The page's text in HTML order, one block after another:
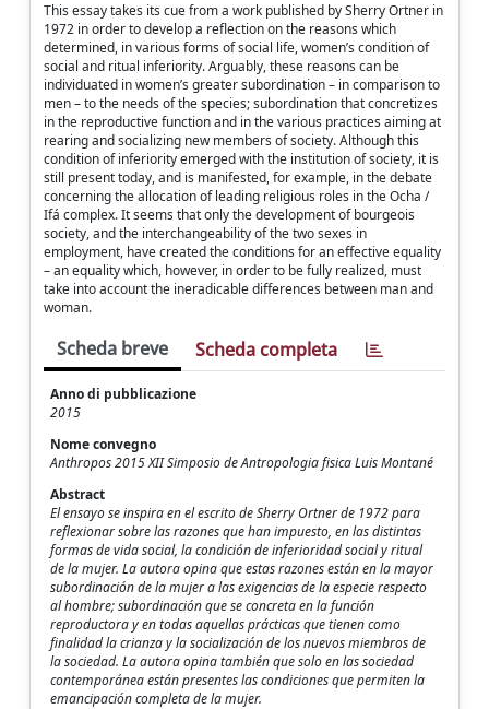
This essay takes its cue from a work published by Sherry Ortner in
1972 in order to develop a reflection on the reasons which
determined, in various forms of social life, women’s condition of
social and ritual inferiority. Arguably, these reasons can be
individuated in women’s greater subordination – in comparison to
men – to the needs of the species; subordination that concretizes
in the reproductive function and in the various practices aiming at
rearing and socializing new members of society. Although this
condition of inferiority emerged with the institution of society, it is
still present today, and is manifested, for example, in the debate
concerning the allocation of leading religious roles in the Ocha /
Ifá complex. It seems that only the development of bourgeois
society, and the interchangeability of the two sexes in
employment, have created the conditions for an effective equality
– an equality which, however, in order to be fully realized, must
take into account the ineradicable differences between man and
woman.
Scheda breve Scheda completa
Anno di pubblicazione
2015
Nome convegno
Anthropos 2015 XII Simposio de Antropologia fisica Luis Montané
Abstract
El ensayo se inspira en el escrito de Sherry Ortner de 1972 para
reflexionar sobre las razones que han impuesto, en las distintas
formas de vida social, la condición de inferioridad social y ritual
de la mujer. La autora opina que estas razones están en la mayor
subordinación de la mujer a las exigencias de la especie respecto
al hombre; subordinación que se concreta en la función
reproductora y en todas aquellas prácticas que tienen como
finalidad la crianza y la socialización de los nuevos miembros de
la sociedad. La autora opina también que solo en las sociedad
contemporánea están presentes las condiciones que permiten la
emancipación completa de la mujer.